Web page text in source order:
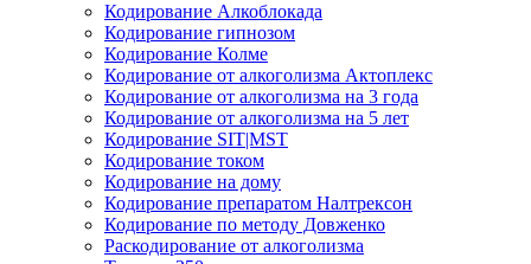
Кодирование Алкоблокада
Кодирование гипнозом
Кодирование Колме
Кодирование от алкоголизма Актоплекс
Кодирование от алкоголизма на 3 года
Кодирование от алкоголизма на 5 лет
Кодирование SIT|MST
Кодирование током
Кодирование на дому
Кодирование препаратом Налтрексон
Кодирование по методу Довженко
Раскодирование от алкоголизма